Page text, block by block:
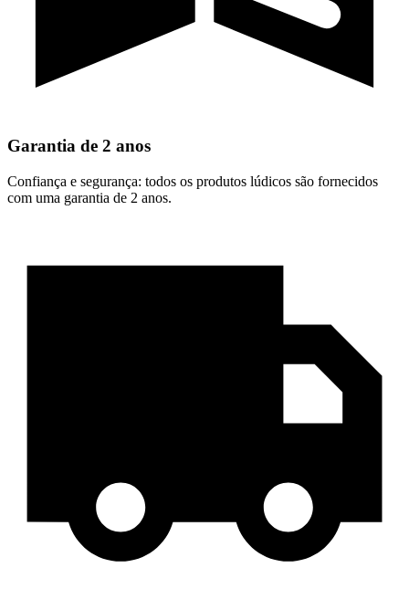
Garantia de 2 anos
Confiança e segurança: todos os produtos lúdicos são fornecidos
com uma garantia de 2 anos.